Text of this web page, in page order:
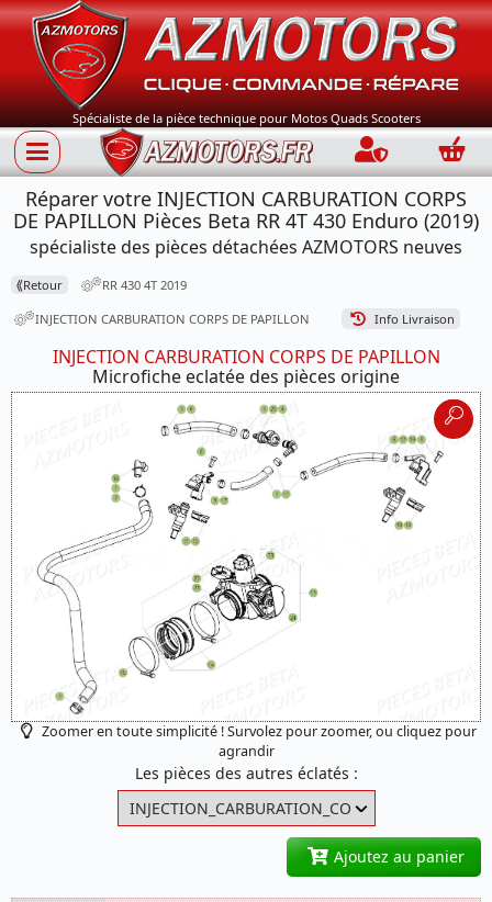
Spécialiste de la pièce technique pour Motos Quads Scooters
Connection
Réparer votre INJECTION CARBURATION CORPS
DE PAPILLON Pièces Beta RR 4T 430 Enduro (2019)
spécialiste des pièces détachées AZMOTORS neuves
⟪Retour RR 430 4T 2019
INJECTION CARBURATION CORPS DE PAPILLON Info Livraison
INJECTION CARBURATION CORPS DE PAPILLON
Microfiche eclatée des pièces origine
Zoomer en toute simplicité ! Survolez pour zoomer, ou cliquez pour
agrandir
Les pièces des autres éclatés :
Ajoutez au panier